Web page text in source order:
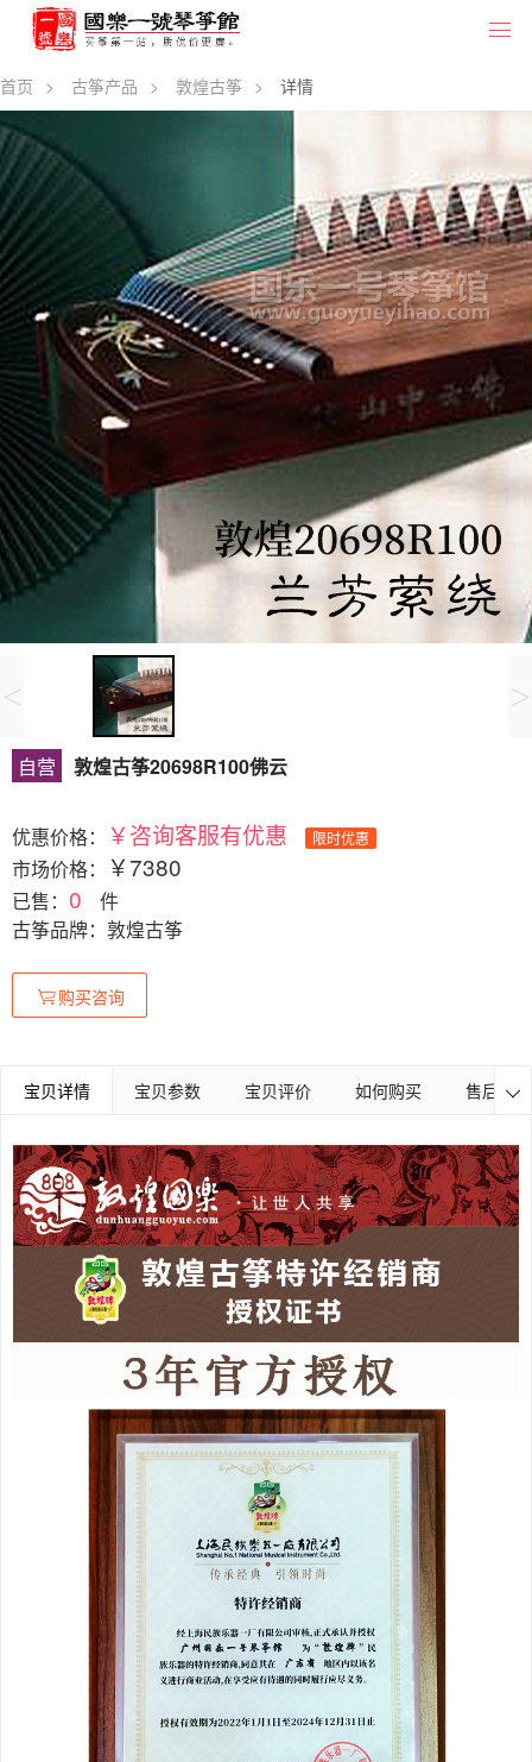
首页 > 古筝产品 > 敦煌古筝 > 详情
< >
自营 敦煌古筝20698R100佛云
优惠价格： ￥咨询客服有优惠 限时优惠
市场价格： ￥7380
已售： 0
件
古筝品牌：敦煌古筝
购买咨询
宝贝详情 宝贝参数 宝贝评价 如何购买 售后保障
